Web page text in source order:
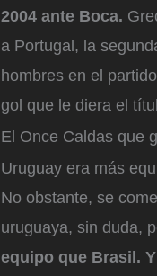
2004 ante Boca.
a Portugal, la
hombres en el
gol que le diera el
El Once Caldas que
Uruguay era más
No obstante, se
uruguaya, sin duda,
equipo que Brasil.